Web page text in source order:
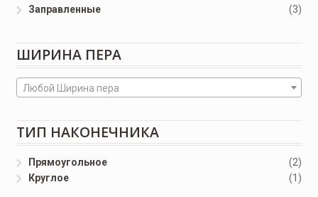
Заправленные
(3)
ШИРИНА ПЕРА
Любой Ширина пера
ТИП НАКОНЕЧНИКА
Прямоугольное
(2)
Круглое
(1)